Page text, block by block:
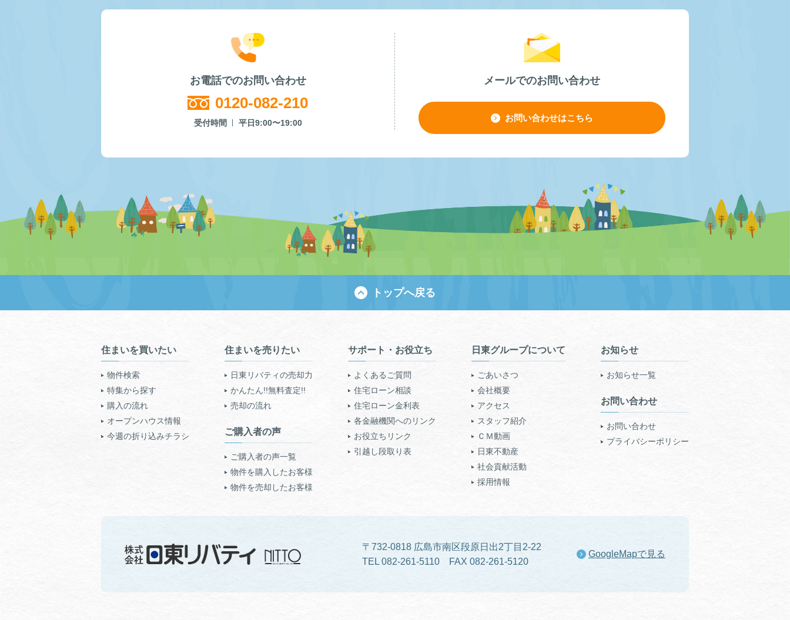
お電話でのお問い合わせ
0120-082-210
受付時間 平日9:00〜19:00
メールでのお問い合わせ
お問い合わせはこちら
トップへ戻る
住まいを買いたい
物件検索
特集から探す
購入の流れ
オープンハウス情報
今週の折り込みチラシ
住まいを売りたい
日東リバティの売却力
かんたん!!無料査定!!
売却の流れ
ご購入者の声
ご購入者の声一覧
物件を購入したお客様
物件を売却したお客様
サポート・お役立ち
よくあるご質問
住宅ローン相談
住宅ローン金利表
各金融機関へのリンク
お役立ちリンク
引越し段取り表
日東グループについて
ごあいさつ
会社概要
アクセス
スタッフ紹介
ＣＭ動画
日東不動産
社会貢献活動
採用情報
お知らせ
お知らせ一覧
お問い合わせ
お問い合わせ
プライバシーポリシー
〒732-0818 広島市南区段原日出2丁目2-22
TEL 082-261-5110 FAX 082-261-5120
GoogleMapで見る